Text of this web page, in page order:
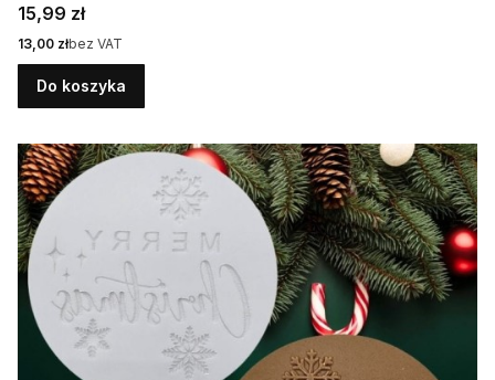
Cena
15,99 zł
Cena
13,00 złbez VAT
Do koszyka